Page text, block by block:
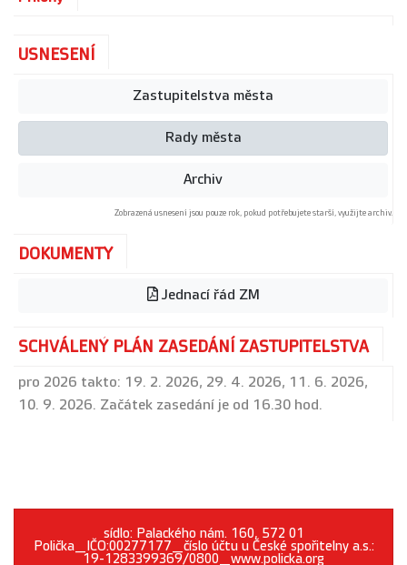
USNESENÍ
Zastupitelstva města
Rady města
Archiv
Zobrazená usnesení jsou pouze rok, pokud potřebujete starší, využijte archiv.
DOKUMENTY
Jednací řád ZM
SCHVÁLENÝ PLÁN ZASEDÁNÍ ZASTUPITELSTVA
pro 2026 takto: 19. 2. 2026, 29. 4. 2026, 11. 6. 2026,
10. 9. 2026. Začátek zasedání je od 16.30 hod.
sídlo: Palackého nám. 160, 572 01
Polička_IČO:00277177_číslo účtu u České spořitelny a.s.:
19-1283399369/0800_www.policka.org